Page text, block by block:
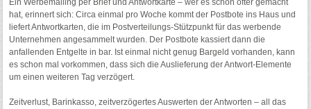
Ein Werbemailing per Brief und Antwortkarte – wer es schon öfter gemacht
hat, erinnert sich: Circa einmal pro Woche kommt der Postbote ins Haus und
liefert Antwortkarten, die im Postverteilungs-Stützpunkt für das werbende
Unternehmen angesammelt wurden. Der Postbote kassiert dann die
anfallenden Entgelte in bar. Ist einmal nicht genug Bargeld vorhanden, kann
es schon mal vorkommen, dass sich die Auslieferung der Antwort-Elemente
um einen weiteren Tag verzögert.
Zeitverlust, Barinkasso, zeitverzögertes Auswerten der Antworten – all das